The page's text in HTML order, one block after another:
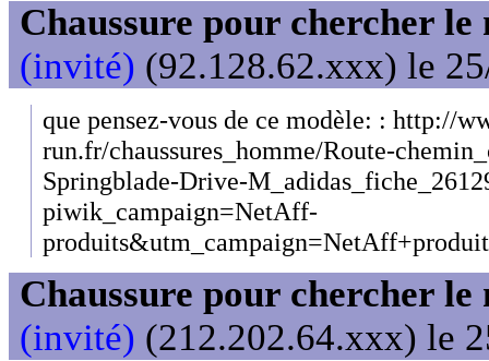
Chaussure pour chercher
(invité) (92.128.62.xxx) le
que pensez-vous de ce modèle: : http://
run.fr/chaussures_homme/Route-
Springblade-Drive-
piwik_campaign=NetAff-
Chaussure pour chercher
(invité) (212.202.64.xxx) le